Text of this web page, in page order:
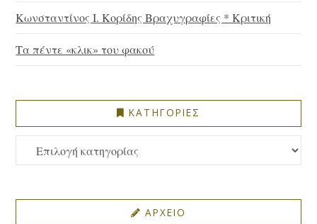
Κωνσταντίνος Ι. Κορίδης Βραχυγραφίες * Κριτική
Τα πέντε «κλικ» του φακού
ΚΑΤΗΓΟΡΙΕΣ
ΚΑΤΗΓΟΡΙΕΣ
ΑΡΧΕΙΟ